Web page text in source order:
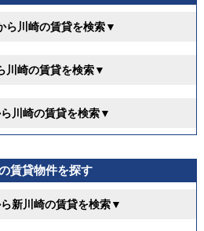
ら川崎の賃貸を検索▼
川崎の賃貸を検索▼
川崎の賃貸を検索▼
賃貸物件を探す
新川崎の賃貸を検索▼